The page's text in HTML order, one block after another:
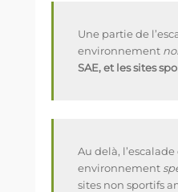
Une partie de
environnement
SAE, et les sites
Au delà, l’escalade
environnement
sites non sportifs